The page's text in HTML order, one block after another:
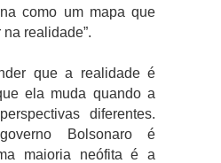
como um mapa que
realidade”.
que a realidade é
ela muda quando a
diferentes.
Bolsonaro é
maioria neófita é a